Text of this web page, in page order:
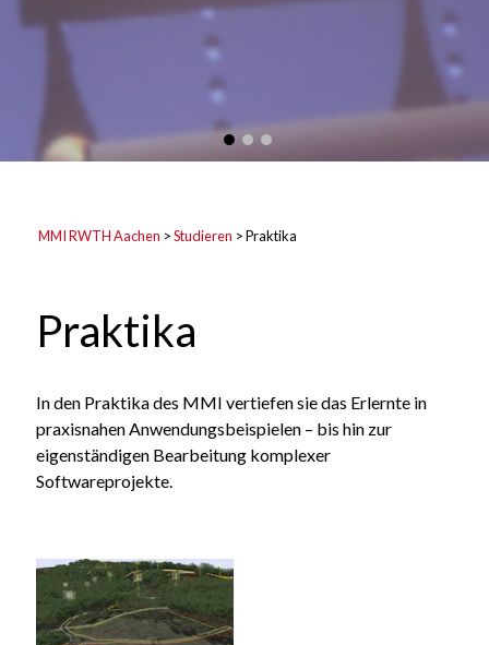
MMI RWTH Aachen >Studieren >Praktika
Praktika
In den Praktika des MMI vertiefen sie das Erlernte in
praxisnahen Anwendungsbeispielen – bis hin zur
eigenständigen Bearbeitung komplexer
Softwareprojekte.
Praktikum
5. Januar 2015
Kontakt-Emailadresse:
pi1@mmi.rwth-aachen.de
Hinweis: Bitte beachten
Sie, dass der Moodle-
Lernraum nach...